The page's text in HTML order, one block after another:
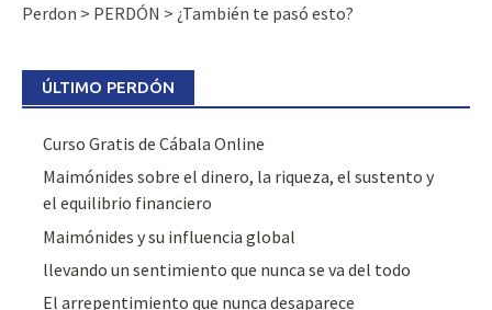
Perdon > PERDÓN > ¿También te pasó esto?
ÚLTIMO PERDÓN
Curso Gratis de Cábala Online
Maimónides sobre el dinero, la riqueza, el sustento y
el equilibrio financiero
Maimónides y su influencia global
llevando un sentimiento que nunca se va del todo
El arrepentimiento que nunca desaparece